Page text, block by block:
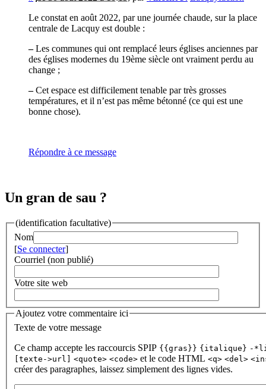
Le constat en août 2022, par une journée chaude, sur la place
centrale de Lacquy est double :
–Les communes qui ont remplacé leurs églises anciennes par
des églises modernes du 19ème siècle ont vraiment perdu au
change ;
–Cet espace est difficilement tenable par très grosses
températures, et il n’est pas même bétonné (ce qui est une
bonne chose).
Répondre à ce message
Un gran de sau ?
(identification facultative)
Nom
[Se connecter]
Courriel (non publié)
Votre site web
Ajoutez votre commentaire ici
Texte de votre message
Ce champ accepte les raccourcis SPIP {{gras}} {italique} -
[texte->url]
<quote> <code> et le code HTML <q> <del>
créer des paragraphes, laissez simplement des lignes vides.